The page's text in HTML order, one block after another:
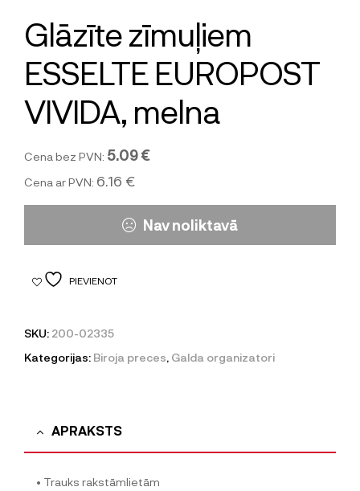
Glāzīte zīmuļiem
ESSELTE EUROPOST
VIVIDA, melna
Cena bez PVN: 5.09 €
Cena ar PVN: 6.16 €
Nav noliktavā
PIEVIENOT
SKU: 200-02335
Kategorijas: Biroja preces, Galda organizatori
APRAKSTS
• Trauks rakstāmlietām